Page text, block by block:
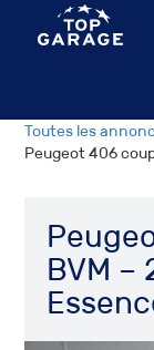
Toutes les
Peugeot 406
BVM –